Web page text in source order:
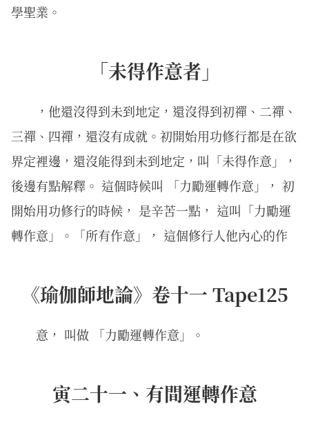
學聖業。
「未得作意者」
，他還沒得到未到地定，還沒得到初禪、二禪、
三禪、四禪，還沒有成就。初開始用功修行都是在欲
界定裡邊，還沒能得到未到地定，叫「未得作意」，
後邊有點解釋。 這個時候叫 「力勵運轉作意」， 初
開始用功修行的時候， 是辛苦一點， 這叫「力勵運
轉作意」。「所有作意」， 這個修行人他內心的作
《瑜伽師地論》卷十一 Tape125
意， 叫做 「力勵運轉作意」。
寅二十一、有間運轉作意